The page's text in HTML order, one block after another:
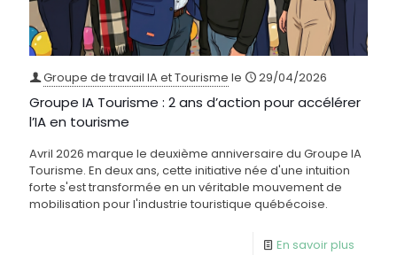
Groupe de travail IA et Tourisme le 29/04/2026
Groupe IA Tourisme : 2 ans d’action pour accélérer
l’IA en tourisme
Avril 2026 marque le deuxième anniversaire du Groupe IA
Tourisme. En deux ans, cette initiative née d'une intuition
forte s'est transformée en un véritable mouvement de
mobilisation pour l'industrie touristique québécoise.
En savoir plus